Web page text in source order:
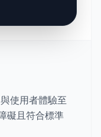
使用者體驗至
礙且符合標準